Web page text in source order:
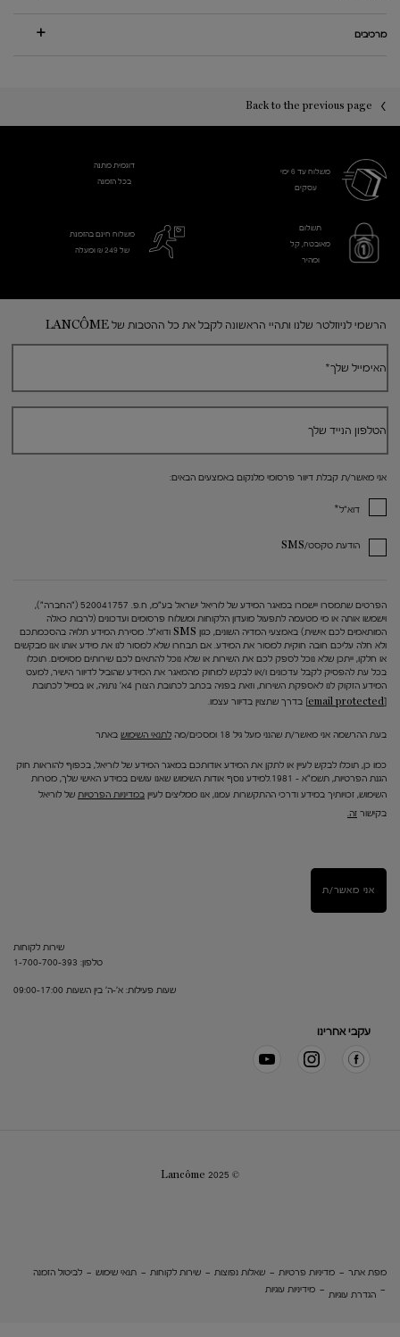
מרכיבים
Back to the previous page
משלוח עד 6 ימי
עסקים​
דוגמית מתנה
בכל הזמנה
תשלום
מאובטח, קל
ומהיר
משלוח חינם בהזמנת
של 249 ₪ ומעלה
הרשמי לניוזלטר שלנו ותהיי הראשונה לקבל את כל ההטבות של LANCÔME
האימייל שלך*
הטלפון הנייד שלך
אני מאשר/ת קבלת דיוור פרסומי מלנקום באמצעים הבאים:
דוא"ל*
הודעת טקסט/SMS
הפרטים שתמסרו יישמרו במאגר המידע של לוריאל ישראל בע"מ, ח.פ. 520041757 ("החברה"),
וישמשו אותה או מי מטעמה לתפעול מועדון הלקוחות ומשלוח פרסומים ועדכונים (לרבות כאלה
המותאמים לכם אישית) באמצעי המדיה השונים, כגון SMS ודוא"ל. מסירת המידע תלויה בהסכמתכם
ולא חלה עליכם חובה חוקית למסור את המידע. אם תבחרו שלא למסור לנו את מידע אותו אנו מבקשים
או חלקו, ייתכן שלא נוכל לספק לכם את השירות או שלא נוכל להתאים לכם שירותים מסוימים. תוכלו
בכל עת להפסיק לקבל עדכונים ו/או לבקש למחוק מהמאגר את המידע שהוביל לדיוור הישיר, למעט
המידע הזקוק לנו לאספקת השירות, וזאת בפניה בכתב לכתובת הצורן 4א' נתניה, או במייל לכתובת
[email protected]
בדרך שתצוין בדיוור עצמו.
בעת ההרשמה אני מאשר/ת שהנני מעל גיל 18 ומסכים/מה לתנאי השימוש באתר
כמו כן, תוכלו לבקש לעיין או לתקן את המידע אודותכם במאגר המידע של לוריאל, בכפוף להוראות חוק
הגנת הפרטיות, תשמ"א – 1981.למידע נוסף אודות השימוש שאנו עושים במידע האישי שלך, מטרות
השימוש, זכויותיך במידע ודרכי ההתקשרות עמנו, אנו ממליצים לעיין במדיניות הפרטיות של לוריאל
בקישור זה.
אני מאשר/ת
שירות לקוחות
טלפון: 1-700-700-393
שעות פעילות: א'-ה' בין השעות 09:00-17:00
עקבי אחרינו
© Lancôme 2025
מפת אתר מדיניות פרטיות שאלות נפוצות שירות לקוחות תנאי שימוש
לביטול הזמנה
הגדרת עוגיות
מידיניות עוגיות